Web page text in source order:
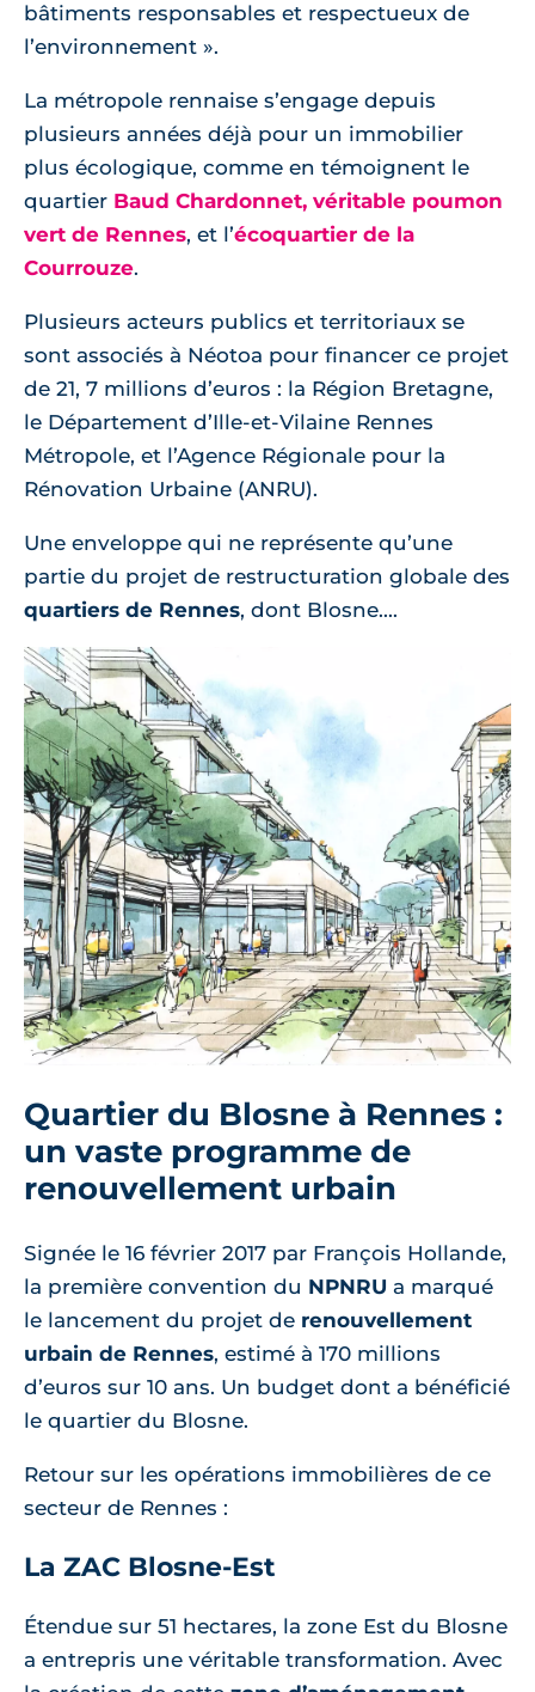
bâtiments responsables et respectueux de
l’environnement ».
La métropole rennaise s’engage depuis
plusieurs années déjà pour un immobilier
plus écologique, comme en témoignent le
quartier Baud Chardonnet, véritable poumon
vert de Rennes, et l’écoquartier de la
Courrouze.
Plusieurs acteurs publics et territoriaux se
sont associés à Néotoa pour financer ce projet
de 21, 7 millions d’euros : la Région Bretagne,
le Département d’Ille-et-Vilaine Rennes
Métropole, et l’Agence Régionale pour la
Rénovation Urbaine (ANRU).
Une enveloppe qui ne représente qu’une
partie du projet de restructuration globale des
quartiers de Rennes, dont Blosne....
Quartier du Blosne à Rennes :
un vaste programme de
renouvellement urbain
Signée le 16 février 2017 par François Hollande,
la première convention du NPNRU a marqué
le lancement du projet de renouvellement
urbain de Rennes, estimé à 170 millions
d’euros sur 10 ans. Un budget dont a bénéficié
le quartier du Blosne.
Retour sur les opérations immobilières de ce
secteur de Rennes :
La ZAC Blosne-Est
Étendue sur 51 hectares, la zone Est du Blosne
a entrepris une véritable transformation. Avec